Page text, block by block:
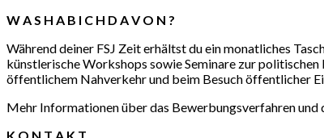
W A S H A B I C H D A V O N ?
Während deiner FSJ Zeit erhältst du ein monatliches
künstlerische Workshops sowie Seminare zur
öffentlichem Nahverkehr und beim Besuch öffentlicher
Mehr Informationen über das Bewerbungsverfahren